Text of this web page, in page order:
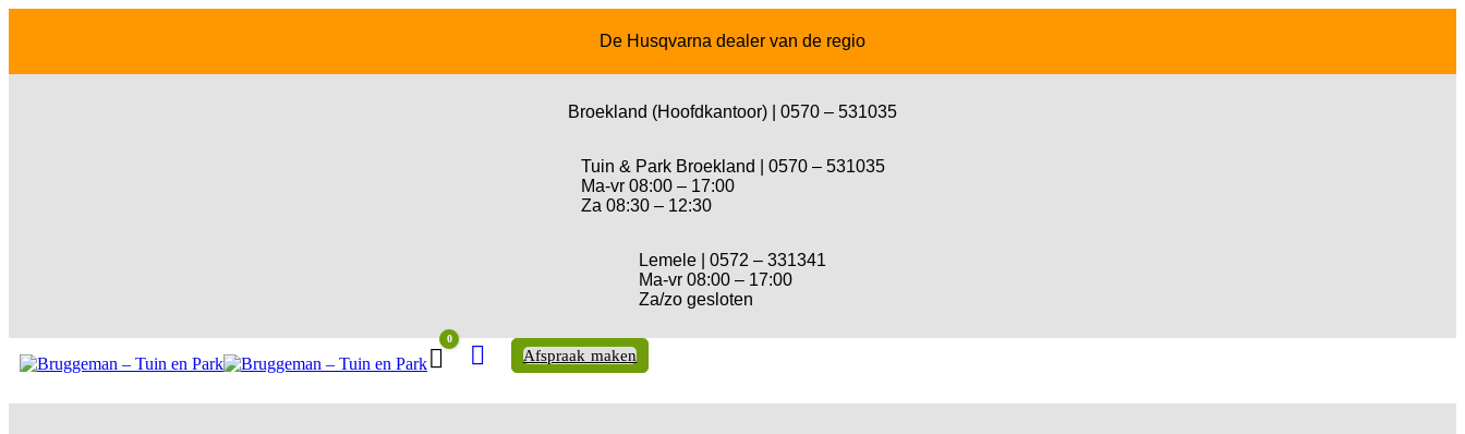
De Husqvarna dealer van de regio
Broekland (Hoofdkantoor) | 0570 – 531035
Tuin & Park Broekland | 0570 – 531035
Ma-vr 08:00 – 17:00
Za 08:30 – 12:30
Lemele | 0572 – 331341
Ma-vr 08:00 – 17:00
Za/zo gesloten
Winkelwagen
0
Afspraak maken